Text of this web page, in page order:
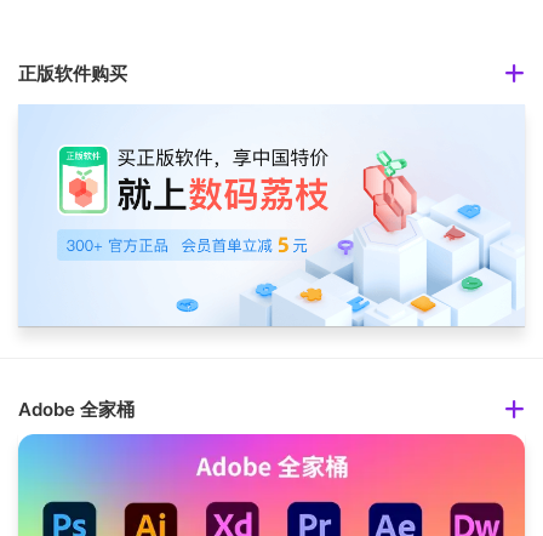
正版软件购买
Adobe 全家桶